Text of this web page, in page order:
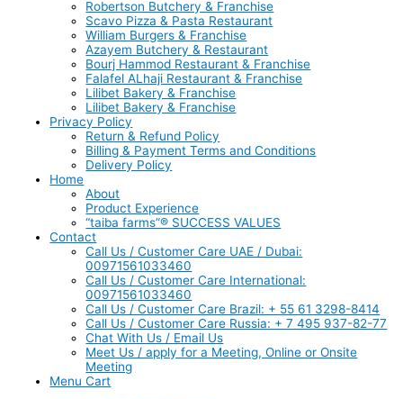
Robertson Butchery & Franchise
Scavo Pizza & Pasta Restaurant
William Burgers & Franchise
Azayem Butchery & Restaurant
Bourj Hammod Restaurant & Franchise
Falafel ALhaji Restaurant & Franchise
Lilibet Bakery & Franchise
Lilibet Bakery & Franchise
Privacy Policy
Return & Refund Policy
Billing & Payment Terms and Conditions
Delivery Policy
Home
About
Product Experience
“taiba farms”® SUCCESS VALUES
Contact
Call Us / Customer Care UAE / Dubai:
00971561033460
Call Us / Customer Care International:
00971561033460
Call Us / Customer Care Brazil: + 55 61 3298-8414
Call Us / Customer Care Russia: + 7 495 937-82-77
Chat With Us / Email Us
Meet Us / apply for a Meeting, Online or Onsite
Meeting
Menu Cart